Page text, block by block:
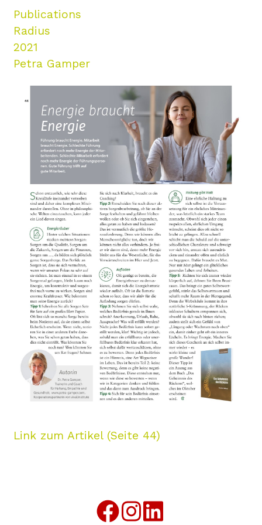
Publications
Radius
2021
Petra Gamper
Link zum Artikel (Seite 44)